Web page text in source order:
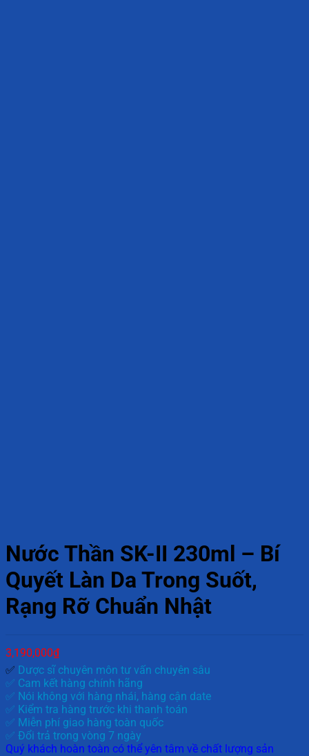
Nước Thần SK-II 230ml – Bí
Quyết Làn Da Trong Suốt,
Rạng Rỡ Chuẩn Nhật
3,190,000₫
✅ Dược sĩ chuyên môn tư vấn chuyên sâu
✅ Cam kết hàng chính hãng
✅ Nói không với hàng nhái, hàng cận date
✅ Kiểm tra hàng trước khi thanh toán
✅ Miễn phí giao hàng toàn quốc
✅ Đổi trả trong vòng 7 ngày
Quý khách hoàn toàn có thể yên tâm về chất lượng sản